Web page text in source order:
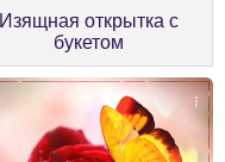
Изящная открытка с
букетом